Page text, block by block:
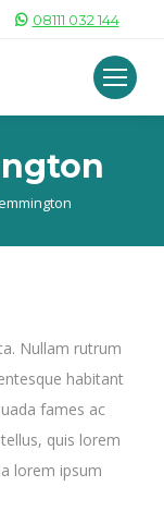
08111 032 144
Nullam rutrum
habitant
fames ac
quis lorem
lorem ipsum